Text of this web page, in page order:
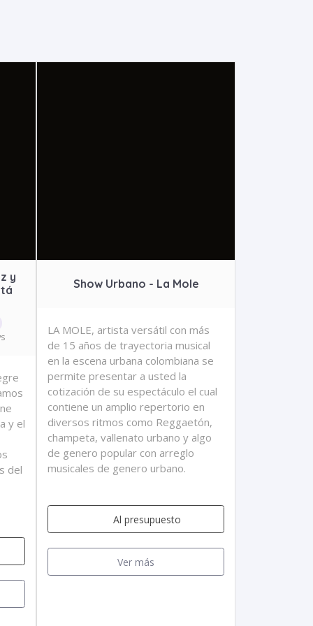
y
y el
del
Show Urbano - La Mole
LA MOLE, artista versátil con más
de 15 años de trayectoria musical
en la escena urbana colombiana se
permite presentar a usted la
cotización de su espectáculo el cual
contiene un amplio repertorio en
diversos ritmos como Reggaetón,
champeta, vallenato urbano y algo
de genero popular con arreglo
musicales de genero urbano.
Al presupuesto
Ver más